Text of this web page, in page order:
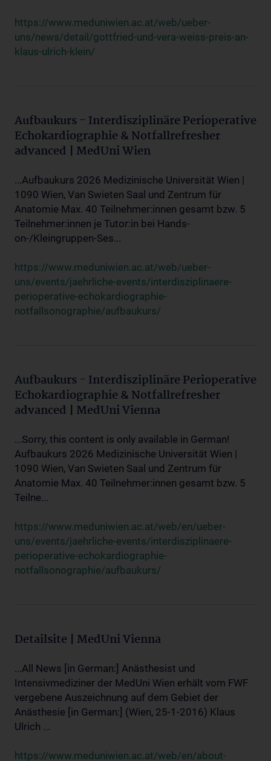
https://www.meduniwien.ac.at/web/ueber-
uns/news/detail/gottfried-und-vera-weiss-preis-an-
klaus-ulrich-klein/
Aufbaukurs - Interdisziplinäre Perioperative
Echokardiographie & Notfallrefresher
advanced | MedUni Wien
...Aufbaukurs 2026 Medizinische Universität Wien |
1090 Wien, Van Swieten Saal und Zentrum für
Anatomie Max. 40 Teilnehmer:innen gesamt bzw. 5
Teilnehmer:innen je Tutor:in bei Hands-
on-/Kleingruppen-Ses...
https://www.meduniwien.ac.at/web/ueber-
uns/events/jaehrliche-events/interdisziplinaere-
perioperative-echokardiographie-
notfallsonographie/aufbaukurs/
Aufbaukurs - Interdisziplinäre Perioperative
Echokardiographie & Notfallrefresher
advanced | MedUni Vienna
...Sorry, this content is only available in German!
Aufbaukurs 2026 Medizinische Universität Wien |
1090 Wien, Van Swieten Saal und Zentrum für
Anatomie Max. 40 Teilnehmer:innen gesamt bzw. 5
Teilne...
https://www.meduniwien.ac.at/web/en/ueber-
uns/events/jaehrliche-events/interdisziplinaere-
perioperative-echokardiographie-
notfallsonographie/aufbaukurs/
Detailsite | MedUni Vienna
...All News [in German:] Anästhesist und
Intensivmediziner der MedUni Wien erhält vom FWF
vergebene Auszeichnung auf dem Gebiet der
Anästhesie [in German:] (Wien, 25-1-2016) Klaus
Ulrich ...
https://www.meduniwien.ac.at/web/en/about-